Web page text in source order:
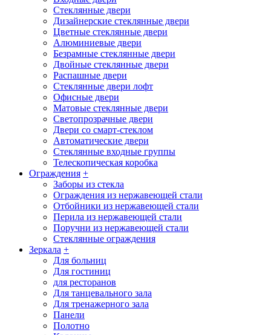
Стеклянные двери
Дизайнерские стеклянные двери
Цветные стеклянные двери
Алюминиевые двери
Безрамные стеклянные двери
Двойные стеклянные двери
Распашные двери
Стеклянные двери лофт
Офисные двери
Матовые стеклянные двери
Светопрозрачные двери
Двери со смарт-стеклом
Автоматические двери
Стеклянные входные группы
Телескопическая коробка
Ограждения +
Заборы из стекла
Ограждения из нержавеющей стали
Отбойники из нержавеющей стали
Перила из нержавеющей стали
Поручни из нержавеющей стали
Стеклянные ограждения
Зеркала +
Для больниц
Для гостиниц
для ресторанов
Для танцевального зала
Для тренажерного зала
Панели
Полотно